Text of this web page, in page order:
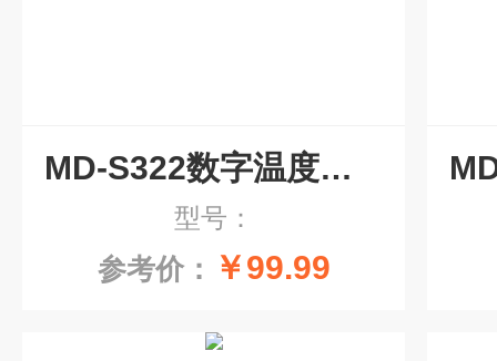
MD-S322数字温度变送器
型号：
参考价： ￥99.99